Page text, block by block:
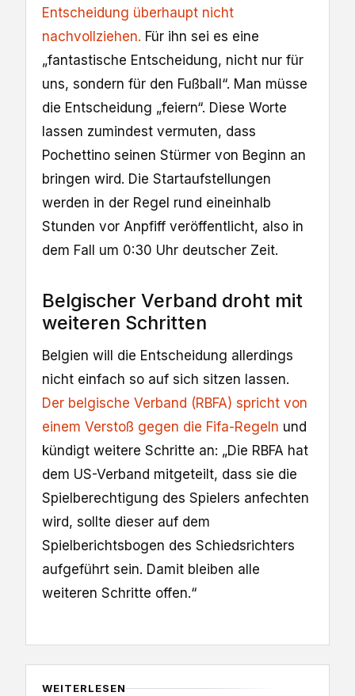
Entscheidung überhaupt nicht
nachvollziehen. Für ihn sei es eine
„fantastische Entscheidung, nicht nur für
uns, sondern für den Fußball“. Man müsse
die Entscheidung „feiern“. Diese Worte
lassen zumindest vermuten, dass
Pochettino seinen Stürmer von Beginn an
bringen wird. Die Startaufstellungen
werden in der Regel rund eineinhalb
Stunden vor Anpfiff veröffentlicht, also in
dem Fall um 0:30 Uhr deutscher Zeit.
Belgischer Verband droht mit
weiteren Schritten
Belgien will die Entscheidung allerdings
nicht einfach so auf sich sitzen lassen.
Der belgische Verband (RBFA) spricht von
einem Verstoß gegen die Fifa-Regeln und
kündigt weitere Schritte an: „Die RBFA hat
dem US-Verband mitgeteilt, dass sie die
Spielberechtigung des Spielers anfechten
wird, sollte dieser auf dem
Spielberichtsbogen des Schiedsrichters
aufgeführt sein. Damit bleiben alle
weiteren Schritte offen.“
WEITERLESEN